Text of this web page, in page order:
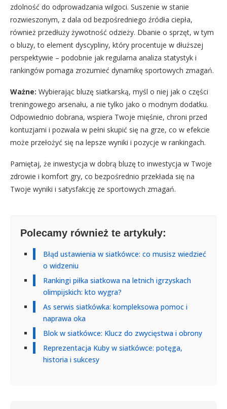
zdolność do odprowadzania wilgoci. Suszenie w stanie
rozwieszonym, z dala od bezpośredniego źródła ciepła,
również przedłuży żywotność odzieży. Dbanie o sprzęt, w tym
o bluzy, to element dyscypliny, który procentuje w dłuższej
perspektywie – podobnie jak regularna analiza statystyk i
rankingów pomaga zrozumieć dynamikę sportowych zmagań.
Ważne: Wybierając bluzę siatkarską, myśl o niej jak o części
treningowego arsenału, a nie tylko jako o modnym dodatku.
Odpowiednio dobrana, wspiera Twoje mięśnie, chroni przed
kontuzjami i pozwala w pełni skupić się na grze, co w efekcie
może przełożyć się na lepsze wyniki i pozycje w rankingach.
Pamiętaj, że inwestycja w dobrą bluzę to inwestycja w Twoje
zdrowie i komfort gry, co bezpośrednio przekłada się na
Twoje wyniki i satysfakcję ze sportowych zmagań.
Polecamy również te artykuły:
Błąd ustawienia w siatkówce: co musisz wiedzieć
o widzeniu
Rankingi piłka siatkowa na letnich igrzyskach
olimpijskich: kto wygra?
As serwis siatkówka: kompleksowa pomoc i
naprawa oka
Blok w siatkówce: Klucz do zwycięstwa i obrony
Reprezentacja Kuby w siatkówce: potęga,
historia i sukcesy